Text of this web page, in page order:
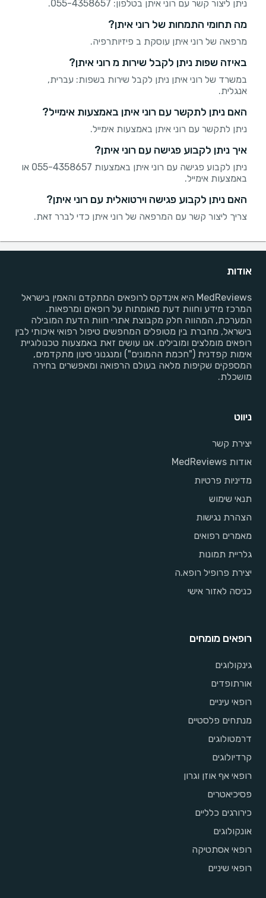
ניתן ליצור קשר עם רוני איתן בטלפון: 055-4358657.
מה תחומי התמחות של רוני איתן?
מרפאה של רוני איתן עוסקת ב פיזיותרפיה.
באיזה שפות ניתן לקבל שירות מ רוני איתן?
במשרד של רוני איתן ניתן לקבל שירות בשפות: עברית,
אנגלית.
האם ניתן לתקשר עם רוני איתן באמצעות אימייל?
ניתן לתקשר עם רוני איתן באמצעות אימייל.
איך ניתן לקבוע פגישה עם רוני איתן?
ניתן לקבוע פגישה עם רוני איתן באמצעות 055-4358657 או
באמצעות אימייל.
האם ניתן לקבוע פגישה וירטואלית עם רוני איתן?
צריך ליצור קשר עם המרפאה של רוני איתן כדי לברר זאת.
אודות
MedReviews היא אינדקס לרופאים המתקדם והאמין בישראל
המרכז מידע וחוות דעת מאומתות על רופאים ומרפאות.
המערכת, המהווה חלק מקבוצת אתרי חוות הדעת המובילה
בישראל, מחברת בין מטופלים המחפשים טיפול רפואי איכותי לבין
רופאים מומלצים ומובילים. אנו עושים זאת באמצעות טכנולוגיית
אימות קפדנית ("חכמת ההמונים") ומנגנוני סינון מתקדמים,
המספקים שקיפות מלאה בעולם הרפואה ומאפשרים בחירה
מושכלת.
ניווט
יצירת קשר
אודות MedReviews
מדיניות פרטיות
תנאי שימוש
הצהרת נגישות
מאמרים רפואים
גלריית תמונות
יצירת פרופיל רופא.ה
כניסה לאזור אישי
רופאים מומחים
גינקולוגים
אורתופדים
רופאי עיניים
מנתחים פלסטיים
דרמטולוגים
קרדיולוגים
רופאי אף אוזן וגרון
פסיכיאטרים
כירורגים כלליים
אונקולוגים
רופאי אסתטיקה
רופאי שיניים